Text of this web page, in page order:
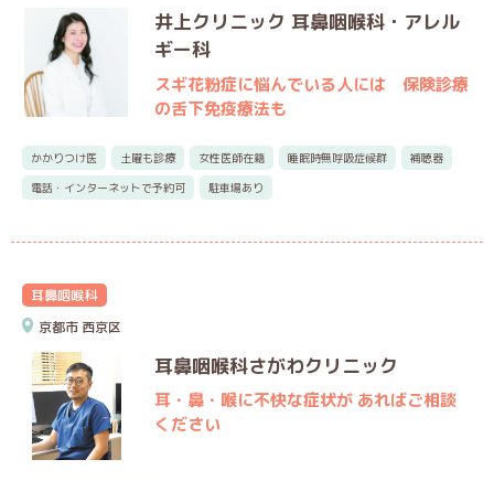
井上クリニック 耳鼻咽喉科・アレル
ギー科
スギ花粉症に悩んでいる人には 保険診療
の舌下免疫療法も
かかりつけ医 土曜も診療 女性医師在籍 睡眠時無呼吸症候群
補聴器
電話・インターネットで予約可
駐車場あり
耳鼻咽喉科
京都市 西京区
耳鼻咽喉科さがわクリニック
耳・鼻・喉に不快な症状が あればご相談
ください